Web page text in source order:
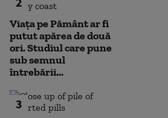
Viața pe Pământ ar fi
putut apărea de două
ori. Studiul care pune
sub semnul
întrebării...
3